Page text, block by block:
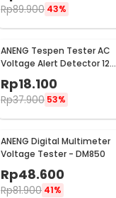
Rp89.900 43%
ANENG Tespen Tester AC
Voltage Alert Detector 12V-
1000V - VD806
Rp18.100
Rp37.900 53%
ANENG Digital Multimeter
Voltage Tester - DM850
Rp48.600
Rp81.900 41%